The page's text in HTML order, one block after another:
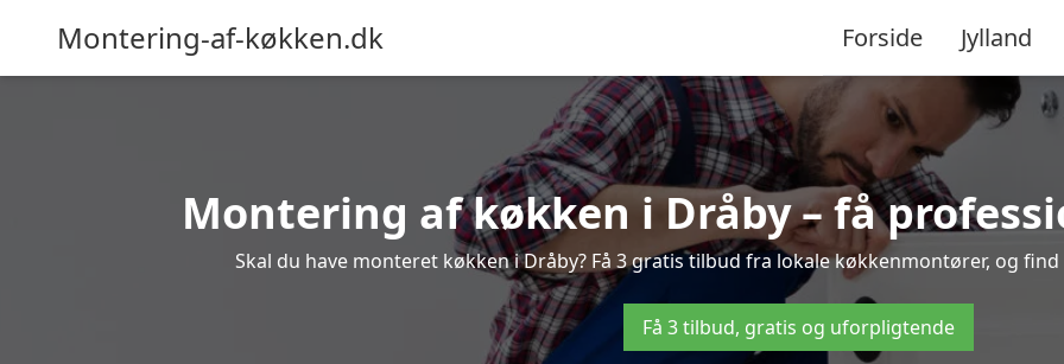
Montering-af-køkken.dk Forside Jylland
Montering af køkken i Dråby – få
Skal du have monteret køkken i Dråby? Få 3 gratis tilbud fra lokale køkkenmontører, og
Få 3 tilbud, gratis og uforpligtende